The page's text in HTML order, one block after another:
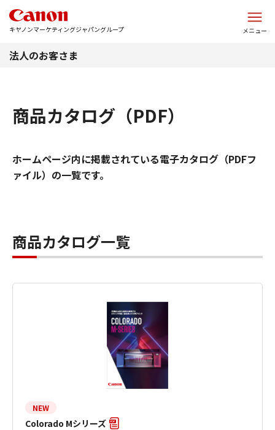
キヤノンマーケティングジャパングループ メニュー
法人のお客さま
商品カタログ（PDF）
ホームページ内に掲載されている電子カタログ（PDFフ
ァイル）の一覧です。
商品カタログ一覧
NEW
Colorado Mシリーズ